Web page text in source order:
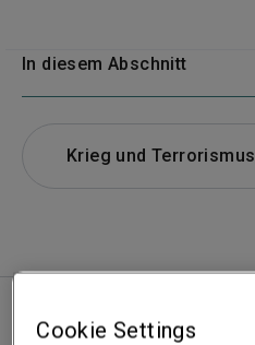
In diesem Abschnitt
Krieg und Terrorismus
Cookie Settings